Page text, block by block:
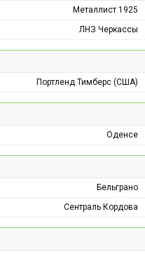
Металлист 1925
ЛНЗ Черкассы
Портленд Тимберс (США)
Оденсе
Бельграно
Сентраль Кордова